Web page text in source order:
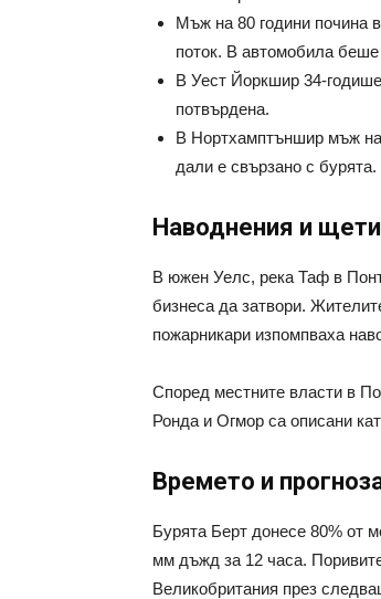
Мъж на 80 години почина
поток. В автомобила беше
В Уест Йоркшир 34-
потвърдена.
В Нортхамптъншир мъж на
дали е свързано с бурята.
Наводнения и щети
В южен Уелс, река Таф в
бизнеса да затвори.
пожарникари изпомпваха
Според местните власти в
Ронда и Огмор са описани
Времето и
Бурята Берт донесе 80% от
мм дъжд за 12 часа.
Великобритания през